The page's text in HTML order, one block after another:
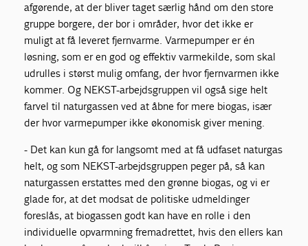
afgørende, at der bliver taget særlig hånd om den store
gruppe borgere, der bor i områder, hvor det ikke er
muligt at få leveret fjernvarme. Varmepumper er én
løsning, som er en god og effektiv varmekilde, som skal
udrulles i størst mulig omfang, der hvor fjernvarmen ikke
kommer. Og NEKST-arbejdsgruppen vil også sige helt
farvel til naturgassen ved at åbne for mere biogas, især
der hvor varmepumper ikke økonomisk giver mening.
- Det kan kun gå for langsomt med at få udfaset naturgas
helt, og som NEKST-arbejdsgruppen peger på, så kan
naturgassen erstattes med den grønne biogas, og vi er
glade for, at det modsat de politiske udmeldinger
foreslås, at biogassen godt kan have en rolle i den
individuelle opvarmning fremadrettet, hvis den ellers kan